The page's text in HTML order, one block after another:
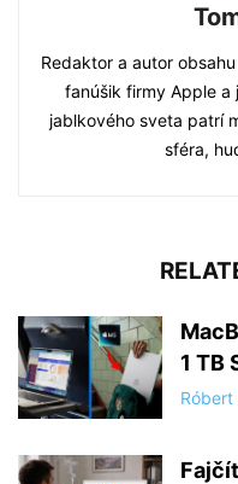
Redaktor a autor
fanúšik firmy Apple a
jablkového sveta patrí
sféra,
1 TB
Róbert